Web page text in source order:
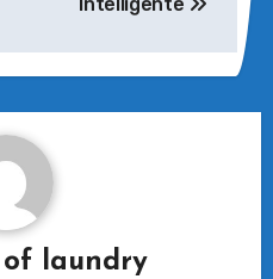
of laundry